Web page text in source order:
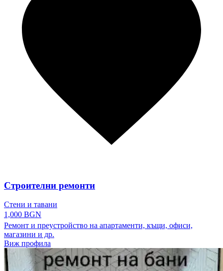
Строителни ремонти
Стени и тавани
1,000 BGN
Ремонт и преустройство на апартаменти, къщи, офиси,
магазини и др.
Виж профила